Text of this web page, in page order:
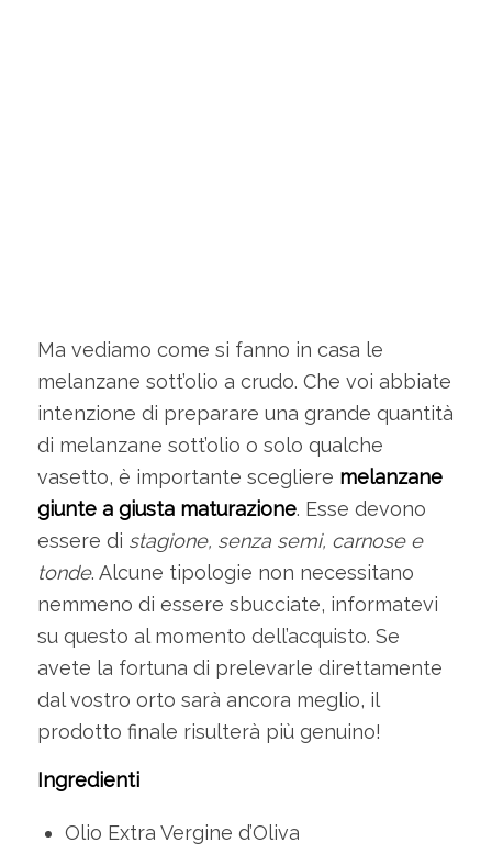
Ma vediamo come si fanno in casa le
melanzane sott’olio a crudo. Che voi abbiate
intenzione di preparare una grande quantità
di melanzane sott’olio o solo qualche
vasetto, è importante scegliere melanzane
giunte a giusta maturazione. Esse devono
essere di stagione, senza semi, carnose e
tonde. Alcune tipologie non necessitano
nemmeno di essere sbucciate, informatevi
su questo al momento dell’acquisto. Se
avete la fortuna di prelevarle direttamente
dal vostro orto sarà ancora meglio, il
prodotto finale risulterà più genuino!
Ingredienti
Olio Extra Vergine d’Oliva